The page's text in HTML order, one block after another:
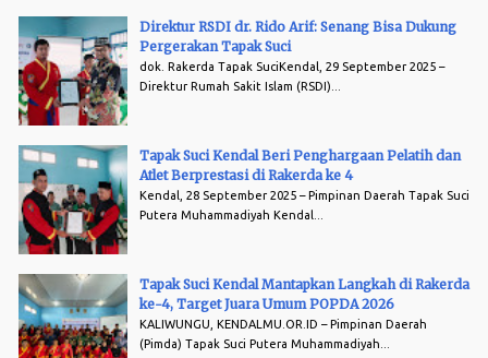
Direktur RSDI dr. Rido Arif: Senang Bisa Dukung
Pergerakan Tapak Suci
dok. Rakerda Tapak SuciKendal, 29 September 2025 –
Direktur Rumah Sakit Islam (RSDI)...
Tapak Suci Kendal Beri Penghargaan Pelatih dan
Atlet Berprestasi di Rakerda ke 4
Kendal, 28 September 2025 – Pimpinan Daerah Tapak Suci
Putera Muhammadiyah Kendal...
Tapak Suci Kendal Mantapkan Langkah di Rakerda
ke-4, Target Juara Umum POPDA 2026
KALIWUNGU, KENDALMU.OR.ID – Pimpinan Daerah
(Pimda) Tapak Suci Putera Muhammadiyah...